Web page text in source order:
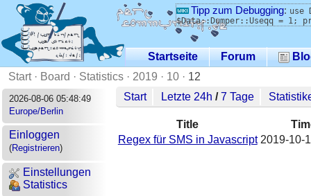
Tipp zum Debugging: use
$Data::Dumper::Useqq = 1;
Startseite Forum
Start· Board · Statistics · 2019 · 10 · 12
2026-08-06 05:48:49
Europe/Berlin
Einloggen
(Registrieren)
Einstellungen
Statistics
Start Letzte 24h /7 Tage
Title
Regex für SMS in Javascript 2019-10-